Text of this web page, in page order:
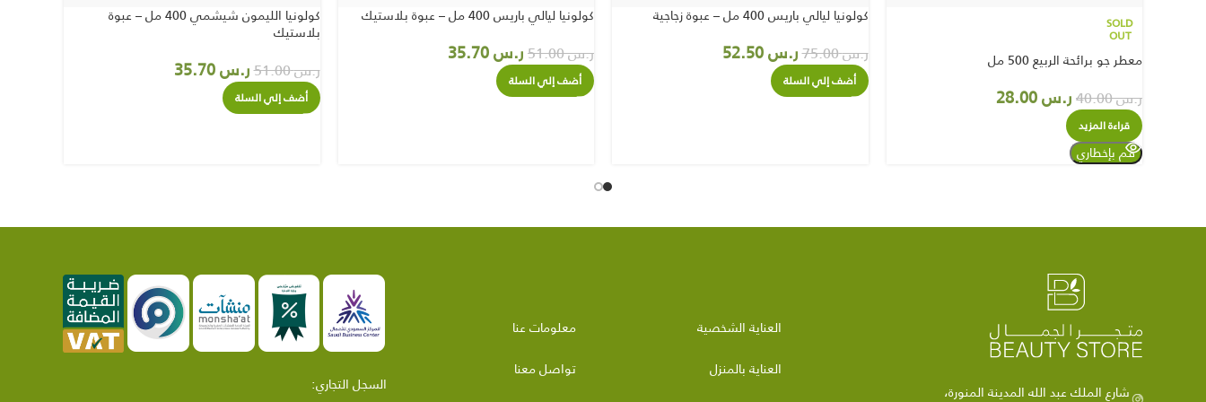
SOLD
OUT
معطر جو برائحة الربيع 500 مل
ر.س40.00 ر.س
قراءة المزيد
كولونيا ليالي باريس 400 مل – عبوة زجاجية
ر.س75.00 ر.س52.50
أضف إلي السلة
كولونيا ليالي باريس 400 مل – عبوة بلاستيك
ر.س51.00 ر.س
أضف إلي السلة
كولونيا الليمون شيشمي 400 مل – عبوة
بلاستيك
ر.س51.00 ر.س35.70
أضف إلي السلة
شارع الملك عبد الله المدينة المنورة،
العناية الشخصية
العناية بالمنزل
معلومات عنا
تواصل معنا
السجل التجاري: